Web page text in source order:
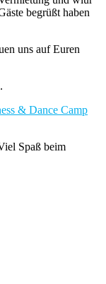
begrüßt haben
uns auf Euren
& Dance Camp
Spaß beim